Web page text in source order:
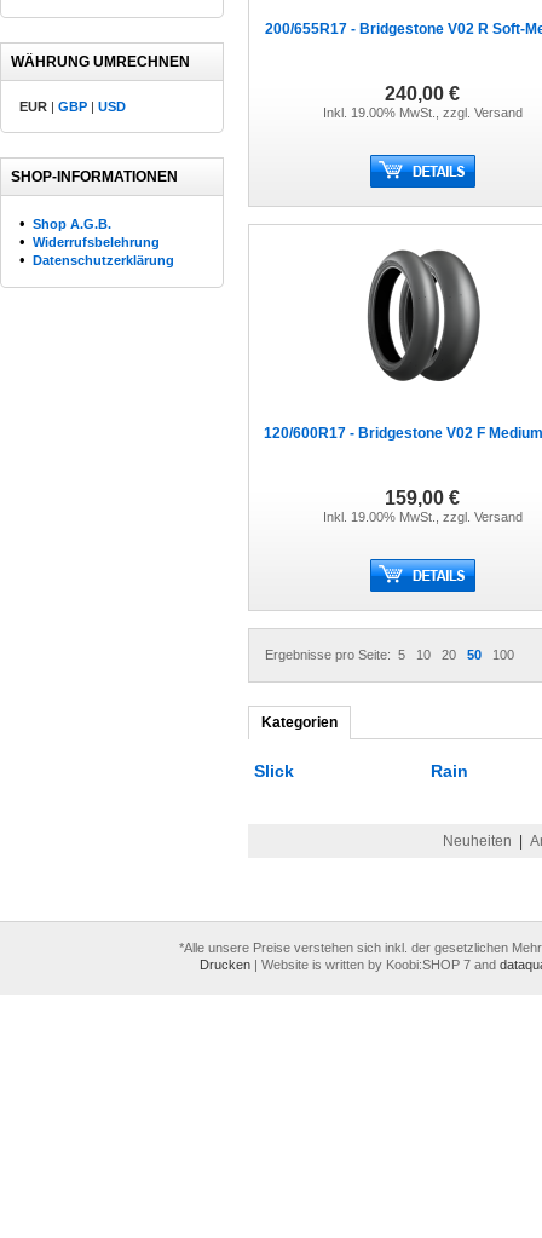
WÄHRUNG UMRECHNEN
EUR | GBP | USD
SHOP-INFORMATIONEN
• Shop A.G.B.
• Widerrufsbelehrung
• Datenschutzerklärung
200/655R17 - Bridgestone V02 R Soft-
240,00 €
Inkl. 19.00% MwSt., zzgl. Versand
120/600R17 - Bridgestone V02 F
159,00 €
Inkl. 19.00% MwSt., zzgl. Versand
Ergebnisse pro Seite: 5 10 20 50 100
Kategorien
Slick Rain
Neuheiten
*Alle unsere Preise verstehen sich inkl. der gesetzlichen
Drucken | Website is written by Koobi:SHOP 7 and